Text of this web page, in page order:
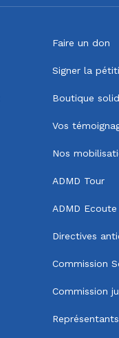
Faire un don
Signer la
Boutique
Vos
Nos
ADMD Tour
ADMD Ecoute
Directives
Commission
Commission